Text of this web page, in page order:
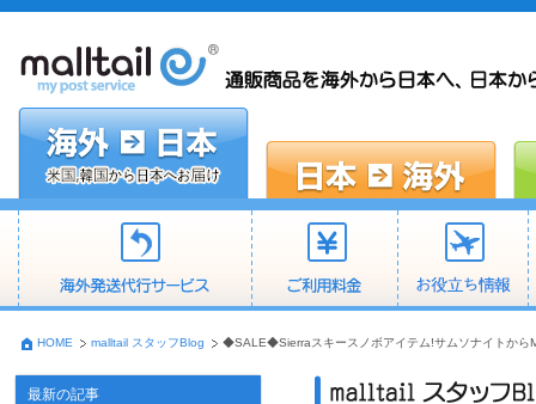
HOME malltail スタッフBlog ◆SALE◆Sierraスキースノボアイテム!サムソナイトから
最新の記事